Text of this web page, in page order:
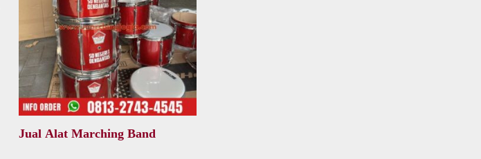
Jual Alat Marching Band